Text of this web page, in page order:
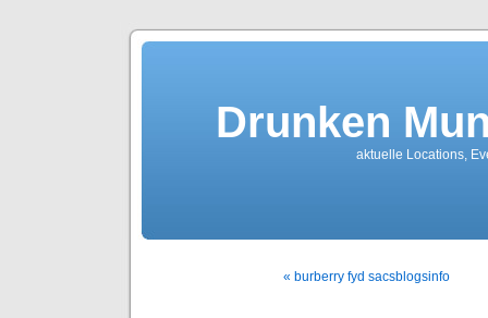
Drunken
aktuelle Locations,
« burberry fyd sacsblogsinfo